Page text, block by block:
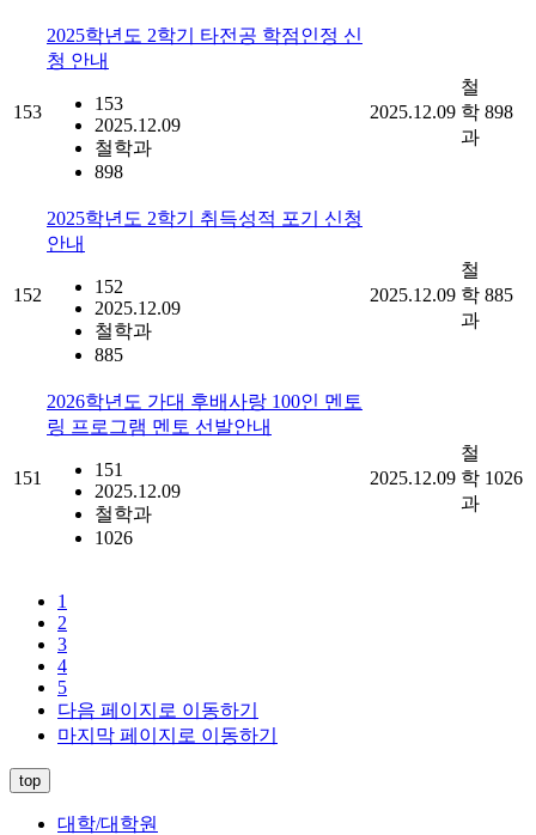
153
2025학년도 2학기 타전공 학점인정 신
청 안내
153
2025.12.09
철학과
898
2025.12.09
철
학
과
898
152
2025학년도 2학기 취득성적 포기 신청
안내
152
2025.12.09
철학과
885
2025.12.09
철
학
과
885
151
2026학년도 가대 후배사랑 100인 멘토
링 프로그램 멘토 선발안내
151
2025.12.09
철학과
1026
2025.12.09
철
학
과
1026
1
2
3
4
5
다음 페이지로 이동하기
마지막 페이지로 이동하기
top
대학/대학원